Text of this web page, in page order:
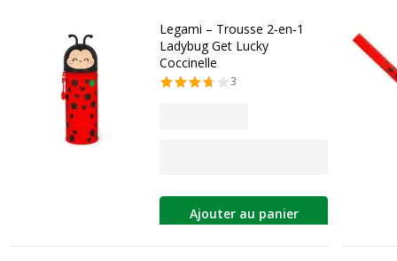
Legami – Trousse 2‑en‑1
Ladybug Get Lucky
Coccinelle
3
Ajouter au panier